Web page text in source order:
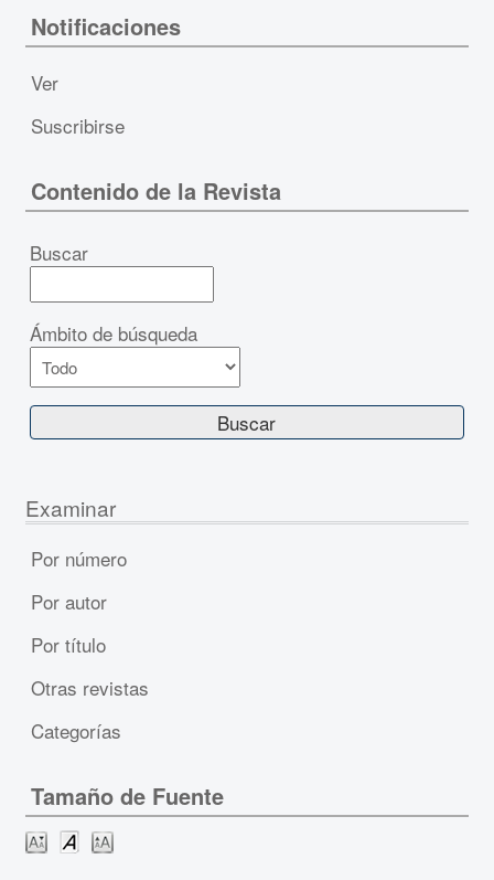
Notificaciones
Ver
Suscribirse
Contenido de la Revista
Buscar
Ámbito de búsqueda
Examinar
Por número
Por autor
Por título
Otras revistas
Categorías
Tamaño de Fuente